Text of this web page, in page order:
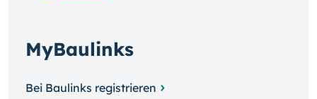
MyBaulinks
Bei Baulinks registrieren